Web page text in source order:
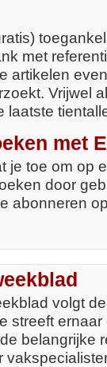
met
artikelen
Vrijwel
laatste
met
je toe om op
door
abonneren
volgt
streeft
belangrijke